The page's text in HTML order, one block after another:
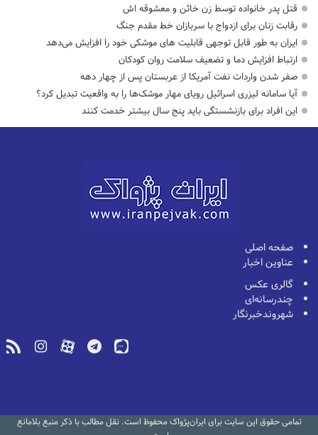
قتل پدر خانواده توسط زن خائن و معشوقه اش
رقابت زنان برای ازدواج با سربازان خط مقدم جنگ
ایران به طور قابل توجهی قابلیت های موشکی خود را افزایش می‌دهد
ارتباط افزایش دما و تضعیف سلامت روان کودکان
صفر شدن واردات نفت آمریکا از عربستان پس از چهار دهه
آیا سامانه لیزری اسرائیل رویای مهار موشک‌ها را به واقعیت تبدیل کرد؟
این افراد برای بازنشستگی باید پنج سال بیشتر خدمت کنند
صفحه اصلی
عناوین اخبار
گالری عکس
چندرسانه‌ای
شهروندخبرنگار
تمامی حقوق این سایت برای ایران‌پژواک محفوظ است. نقل مطالب با ذکر منبع بلامانع